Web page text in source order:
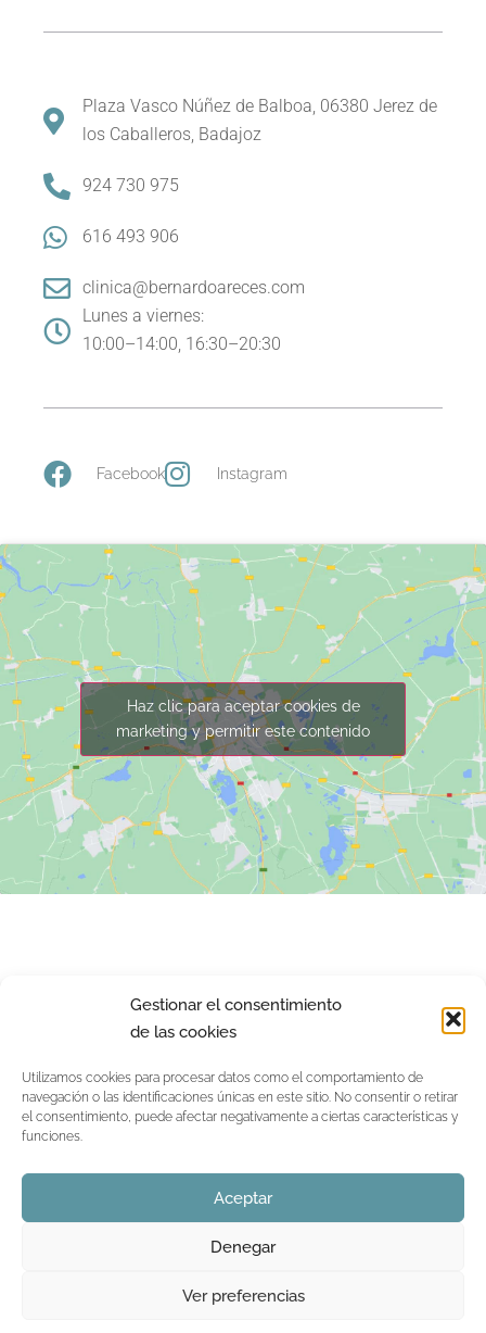
Gestionar el consentimiento
de las cookies
Utilizamos cookies para procesar datos como el comportamiento de
navegación o las identificaciones únicas en este sitio. No consentir o retirar
el consentimiento, puede afectar negativamente a ciertas características y
funciones.
Aceptar
Denegar
Ver preferencias
Plaza Vasco Núñez de Balboa, 06380 Jerez de
los Caballeros, Badajoz
924 730 975
616 493 906
clinica@bernardoareces.com
Lunes a viernes:
10:00–14:00, 16:30–20:30
Facebook Instagram
Haz clic para aceptar cookies de
marketing y permitir este contenido